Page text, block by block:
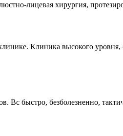
лицевая хирургия,
Клиника высокого
Вс быстро, безболезненно,